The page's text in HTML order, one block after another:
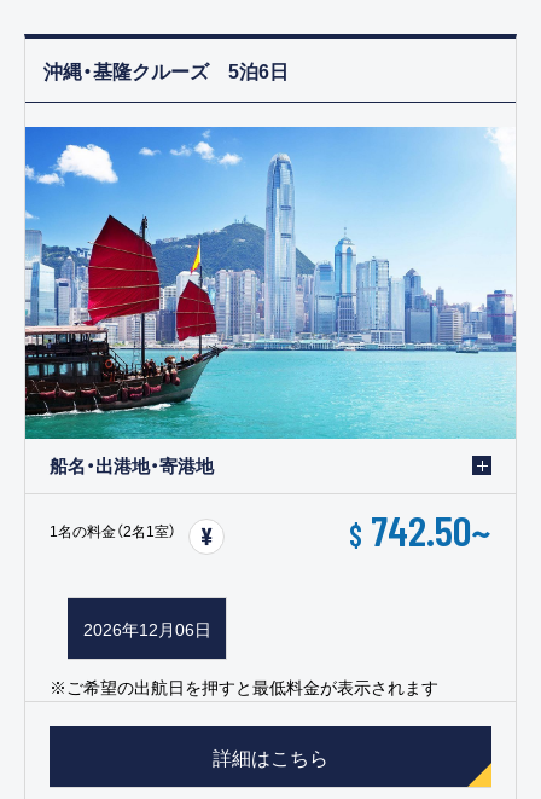
沖縄・基隆クルーズ 5泊6日
船名・出港地・寄港地
1名の料金（2名1室） $ 742.50~
2026年12月06日
※ご希望の出航日を押すと最低料金が表示されます
詳細はこちら